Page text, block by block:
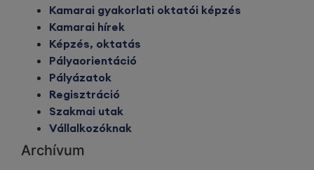
Kamarai gyakorlati oktatói képzés
Kamarai hírek
Képzés, oktatás
Pályaorientáció
Pályázatok
Regisztráció
Szakmai utak
Vállalkozóknak
Archívum